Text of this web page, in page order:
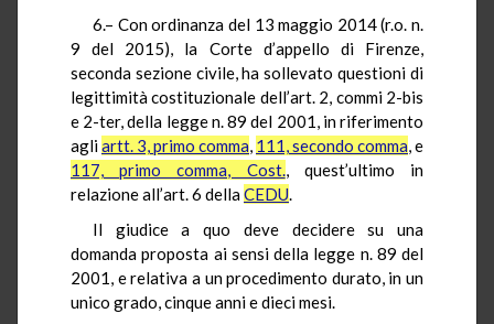
6.– Con ordinanza del 13 maggio 2014 (r.o. n.
9 del 2015), la Corte d’appello di Firenze,
seconda sezione civile, ha sollevato questioni di
legittimità costituzionale dell’art. 2, commi 2-bis
e 2-ter, della legge n. 89 del 2001, in riferimento
agliartt. 3, primo comma, 111, secondo comma, e
117, primo comma, Cost., quest’ultimo in
relazione all’art. 6 dellaCEDU.
Il giudice a quo deve decidere su una
domanda proposta ai sensi della legge n. 89 del
2001, e relativa a un procedimento durato, in un
unico grado, cinque anni e dieci mesi.